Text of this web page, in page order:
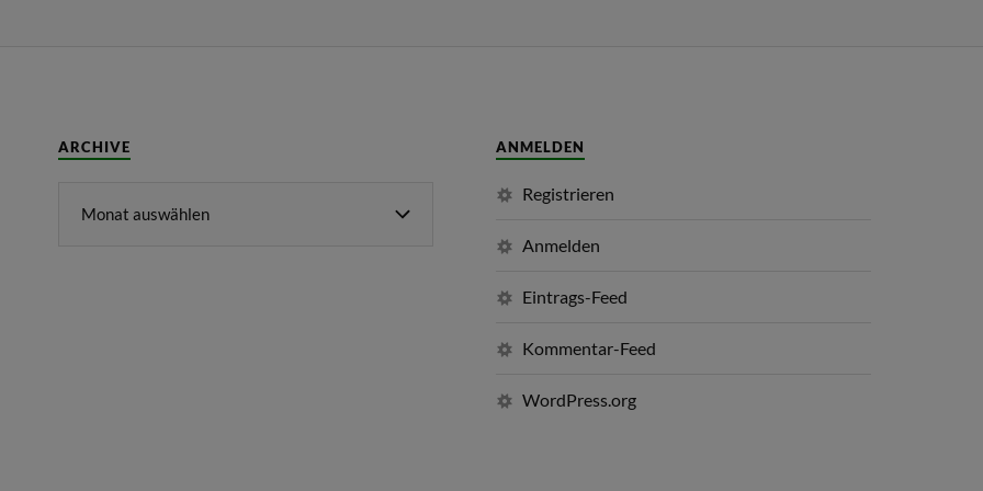
ARCHIVE ANMELDEN
Registrieren
Anmelden
Eintrags-Feed
Kommentar-Feed
WordPress.org